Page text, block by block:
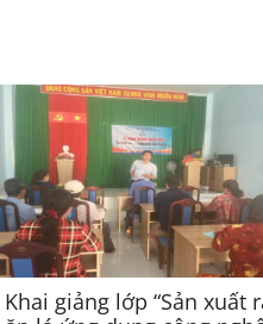
Khai giảng lớp “Sản xuất